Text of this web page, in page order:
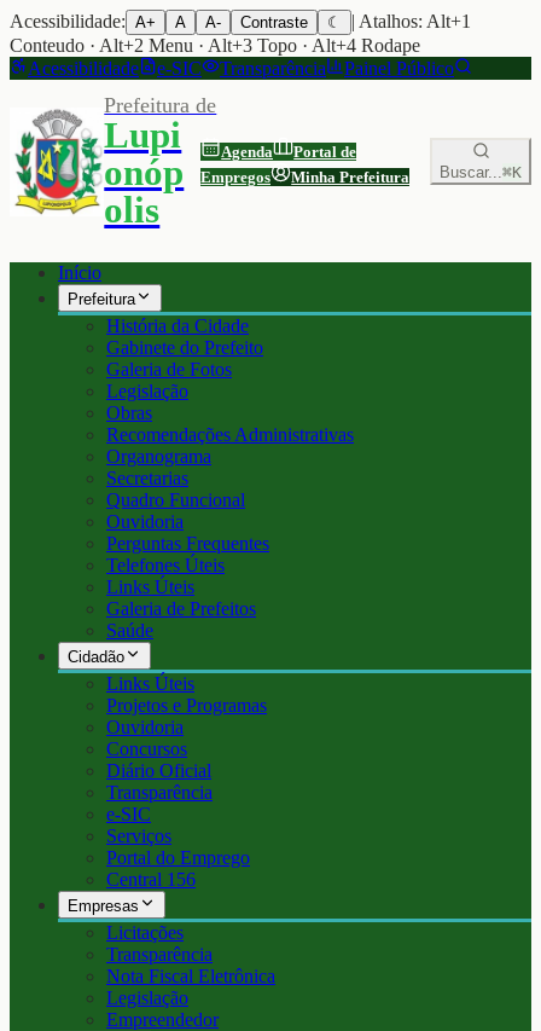
Acessibilidade: A+ A A- Contraste ☾
| Atalhos: Alt+1
Conteudo · Alt+2 Menu · Alt+3 Topo · Alt+4 Rodape
Acessibilidade
e-SIC Transparência Painel Público
Prefeitura de
Lupi
onóp
olis
Agenda
Portal de
Empregos
Minha Prefeitura Buscar...⌘K
Início
Prefeitura
História da Cidade
Gabinete do Prefeito
Galeria de Fotos
Legislação
Obras
Recomendações Administrativas
Organograma
Secretarias
Quadro Funcional
Ouvidoria
Perguntas Frequentes
Telefones Úteis
Links Úteis
Galeria de Prefeitos
Saúde
Cidadão
Links Úteis
Projetos e Programas
Ouvidoria
Concursos
Diário Oficial
Transparência
e-SIC
Serviços
Portal do Emprego
Central 156
Empresas
Licitações
Transparência
Nota Fiscal Eletrônica
Legislação
Empreendedor